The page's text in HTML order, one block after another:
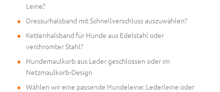
Leine?
Dressurhalsband mit Schnellverschluss auszuwählen?
Kettenhalsband für Hunde aus Edelstahl oder
verchromter Stahl?
Hundemaulkorb aus Leder geschlossen oder im
Netzmaulkorb-Design
Wählen wir eine passende Hundeleine: Lederleine oder